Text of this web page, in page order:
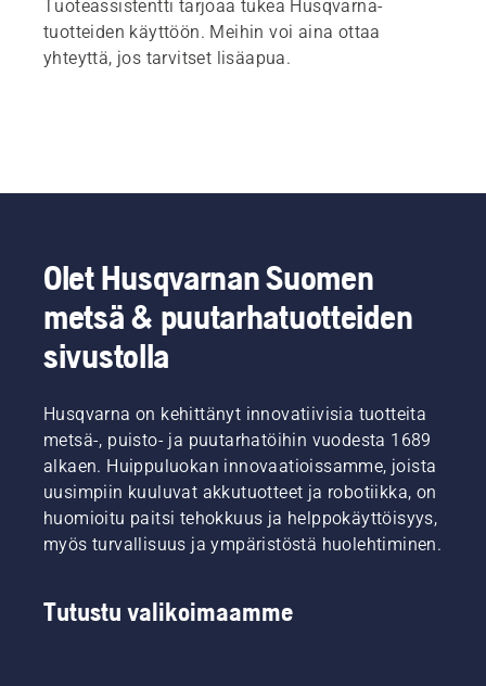
Tuoteassistentti tarjoaa tukea Husqvarna-
tuotteiden käyttöön. Meihin voi aina ottaa
yhteyttä, jos tarvitset lisäapua.
Olet Husqvarnan Suomen
metsä & puutarhatuotteiden
sivustolla
Husqvarna on kehittänyt innovatiivisia tuotteita
metsä-, puisto- ja puutarhatöihin vuodesta 1689
alkaen. Huippuluokan innovaatioissamme, joista
uusimpiin kuuluvat akkutuotteet ja robotiikka, on
huomioitu paitsi tehokkuus ja helppokäyttöisyys,
myös turvallisuus ja ympäristöstä huolehtiminen.
Tutustu valikoimaamme